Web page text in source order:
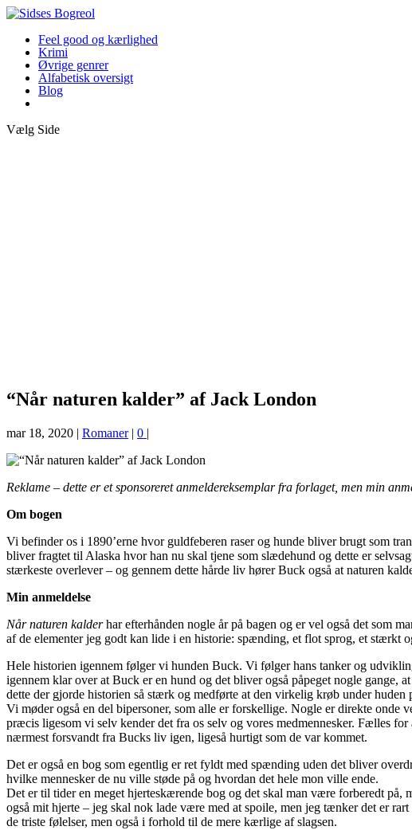
Feel good og kærlighed
Krimi
Øvrige genrer
Alfabetisk oversigt
Blog
Vælg Side
“Når naturen kalder” af Jack London
mar 18, 2020 | Romaner| 0 |
Reklame – dette er et sponsoreret anmeldereksemplar fra forlaget, men min
Om bogen
Vi befinder os i 1890’erne hvor guldfeberen raser og hunde bliver brugt som
bliver fragtet til Alaska hvor han nu skal tjene som slædehund og dette er
stærkeste overlever – og gennem dette hårde liv hører Buck også at naturen
Min anmeldelse
Når naturen kalderhar efterhånden nogle år på bagen og er vel også det som
af de elementer jeg godt kan lide i en historie: spænding, et flot sprog, et stærkt
Hele historien igennem følger vi hunden Buck. Vi følger hans tanker og
igennem klar over at Buck er en hund og det bliver også påpeget nogle gange,
dette der gjorde historien så stærk og medførte at den virkelig krøb under huden
Vi møder også en del bipersoner, som alle er forskellige. Nogle er direkte
præcis ligesom vi selv kender det fra os selv og vores medmennesker. Fælles
nærmest forsvandt fra Bucks liv igen, ligeså hurtigt som de var kommet.
Det er også en bog som egentlig er ret fyldt med spænding uden det bliver
hvilke mennesker de nu ville støde på og hvordan det hele mon ville ende.
Det er til tider en meget hjerteskærende bog og det skal man være forberedt på,
også mit hjerte – jeg skal nok lade være med at spoile, men jeg tænker det er
de triste følelser, men også i forhold til de mere kærlige af slagsen.